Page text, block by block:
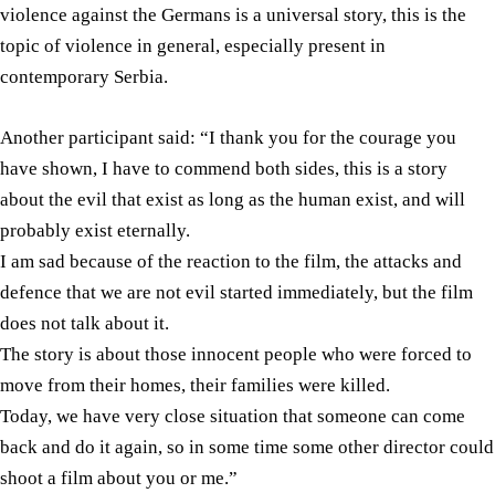
violence against the Germans is a universal story, this is the
topic of violence in general, especially present in
contemporary Serbia.
Another participant said: “I thank you for the courage you
have shown, I have to commend both sides, this is a story
about the evil that exist as long as the human exist, and will
probably exist eternally.
I am sad because of the reaction to the film, the attacks and
defence that we are not evil started immediately, but the film
does not talk about it.
The story is about those innocent people who were forced to
move from their homes, their families were killed.
Today, we have very close situation that someone can come
back and do it again, so in some time some other director could
shoot a film about you or me.”